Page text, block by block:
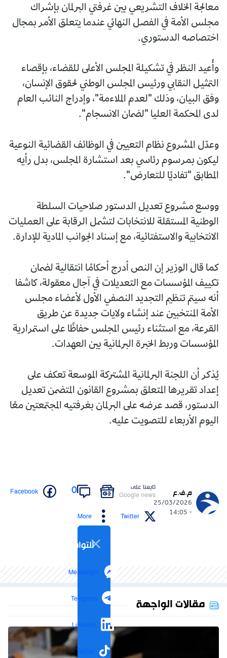
معالجة الخلاف التشريعي بين غرفتي البرلمان بإشراك
مجلس الأمة في الفصل النهائي عندما يتعلق الأمر بمجال
اختصاصه الدستوري.
وأُعيد النظر في تشكيلة المجلس الأعلى للقضاء، بإقصاء
التمثيل النقابي ورئيس المجلس الوطني لحقوق الإنسان،
وفق البيان، وذلك "لعدم الملاءمة"، وإدراج النائب العام
لدى المحكمة العليا "لضمان الانسجام".
وعدّل المشروع نظام التعيين في الوظائف القضائية النوعية
ليكون بمرسوم رئاسي بعد استشارة المجلس، بدل رأيه
المطابق "تفاديًا للتعارض".
ووسع مشروع تعديل الدستور صلاحيات السلطة
الوطنية المستقلة للانتخابات لتشمل الرقابة على العمليات
الانتخابية والاستفتائية، مع إسناد الجوانب المادية للإدارة.
كما قال الوزير إن النص أدرج أحكامًا انتقالية لضمان
تكييف المؤسسات مع التعديلات في آجال معقولة، كاشفا
أنه سيتم تنظيم التجديد النصفي الأول لأعضاء مجلس
الأمة المنتخبين عند إنشاء ولايات جديدة عن طريق
القرعة، مع استثناء رئيس المجلس حفاظًا على استمرارية
المؤسسات وربط الخبرة البرلمانية بين العهدات.
يُذكر أن اللجنة البرلمانية المشتركة الموسعة تعكف على
إعداد تقريرها المتعلق بمشروع القانون المتضمن تعديل
الدستور، قصد عرضه على البرلمان بغرفتيه المجتمعتين معًا
اليوم الأربعاء للتصويت عليه.
م.ف.ع
25/03/2026
- 14:05
تابعنا على
Google news
0
Facebook
Twitter
More
التواصل الاجتماعي
Messenger
Telegram
LinkedIn
TikTok
مقالات الواجهة